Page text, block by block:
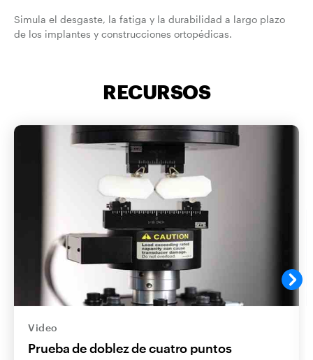
Simula el desgaste, la fatiga y la durabilidad a largo plazo
de los implantes y construcciones ortopédicas.
RECURSOS
Video
Prueba de doblez de cuatro puntos